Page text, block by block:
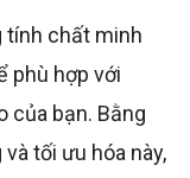
tính chất minh
phù hợp với
của bạn. Bằng
tối ưu hóa này,